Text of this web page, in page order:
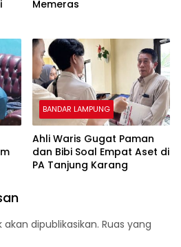
Memeras
BANDAR LAMPUNG
Ahli Waris Gugat Paman
dan Bibi Soal Empat Aset di
PA Tanjung Karang
dipublikasikan. Ruas yang